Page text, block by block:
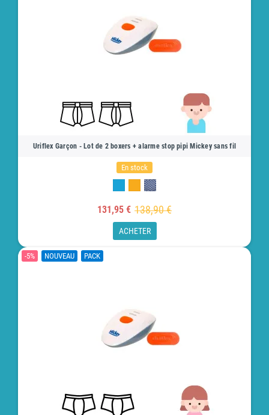
Uriflex Garçon - Lot de 2 boxers + alarme stop pipi Mickey sans fil
En stock
131,95 € 138,90 €
ACHETER
-5% NOUVEAU PACK